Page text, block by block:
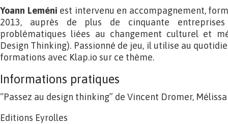
Yoann Leméni est intervenu en accompagnement,
2013, auprès de plus de cinquante
problématiques liées au changement culturel et
Design Thinking). Passionné de jeu, il utilise au
formations avec Klap.io sur ce thème.
Informations pratiques
“Passez au design thinking” de Vincent Dromer,
Editions Eyrolles